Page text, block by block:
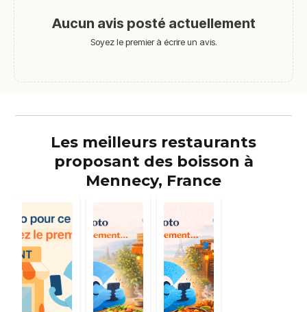
Aucun avis posté actuellement
Soyez le premier à écrire un avis.
Les meilleurs restaurants
proposant des boisson à
Mennecy, France